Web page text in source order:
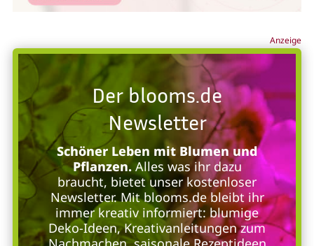
Anzeige
Der blooms.de
Newsletter
Schöner Leben mit Blumen und
Pflanzen.Alles was ihr dazu
braucht, bietet unser kostenloser
Newsletter. Mit blooms.de bleibt ihr
immer kreativ informiert: blumige
Deko-Ideen, Kreativanleitungen zum